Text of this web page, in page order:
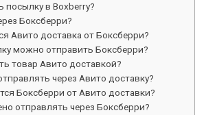
посылку в Boxberry?
Боксберри?
Авито доставка от Боксберри?
можно отправить Боксберри?
товар Авито доставкой?
через Авито доставку?
Боксберри от Авито доставки?
отправлять через Боксберри?